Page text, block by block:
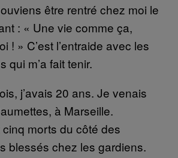
être rentré chez moi le
: « Une vie comme ça,
! » C’est l’entraide avec les
qui m’a fait tenir.
j’avais 20 ans. Je venais
à Marseille.
cinq morts du côté des
blessés chez les gardiens.